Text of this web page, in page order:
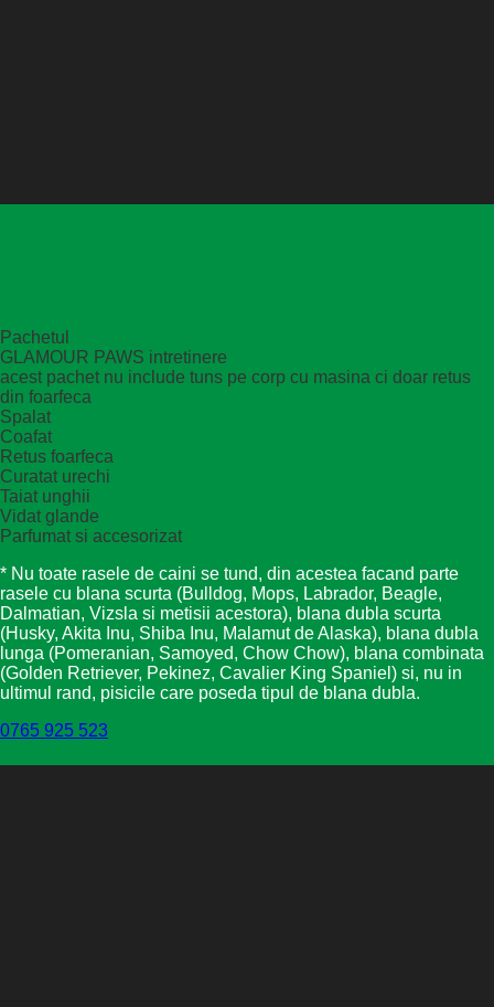
Pachetul
GLAMOUR PAWS intretinere
acest pachet nu include tuns pe corp cu masina ci doar retus
din foarfeca
Spalat
Coafat
Retus foarfeca
Curatat urechi
Taiat unghii
Vidat glande
Parfumat si accesorizat
* Nu toate rasele de caini se tund, din acestea facand parte
rasele cu blana scurta (Bulldog, Mops, Labrador, Beagle,
Dalmatian, Vizsla si metisii acestora), blana dubla scurta
(Husky, Akita Inu, Shiba Inu, Malamut de Alaska), blana dubla
lunga (Pomeranian, Samoyed, Chow Chow), blana combinata
(Golden Retriever, Pekinez, Cavalier King Spaniel) si, nu in
ultimul rand, pisicile care poseda tipul de blana dubla.
0765 925 523